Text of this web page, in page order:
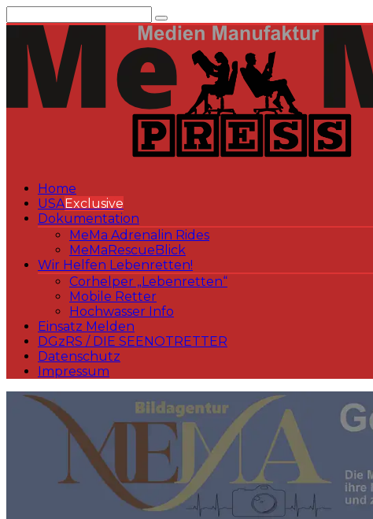
Inhalt
springen
Home
USAExclusive
Dokumentation
MeMa Adrenalin Rides
MeMaRescueBlick
Wir Helfen Lebenretten!
Corhelper „Lebenretten“
Mobile Retter
Hochwasser Info
Einsatz Melden
DGzRS / DIE SEENOTRETTER
Datenschutz
Impressum
MeMa Press